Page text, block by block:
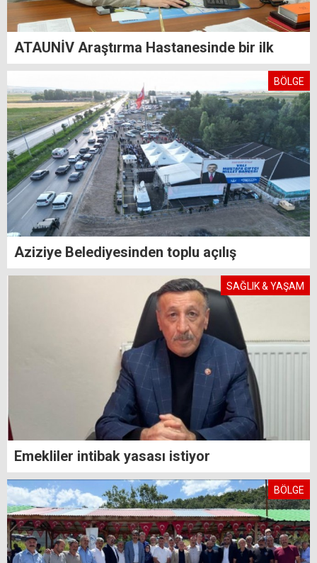
ATAUNİV Araştırma Hastanesinde bir ilk
BÖLGE
Aziziye Belediyesinden toplu açılış
SAĞLIK & YAŞAM
Emekliler intibak yasası istiyor
BÖLGE